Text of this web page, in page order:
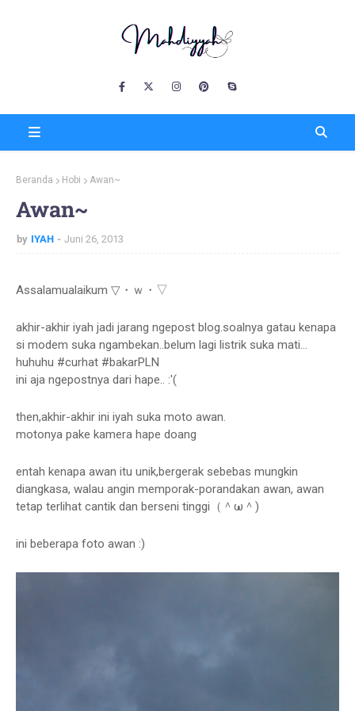
Beranda Hobi Awan~
Awan~
by IYAH Juni 26, 2013
Assalamualaikum ▽・ｗ・▽
akhir-akhir iyah jadi jarang ngepost blog.soalnya gatau kenapa
si modem suka ngambekan..belum lagi listrik suka mati...
huhuhu #curhat #bakarPLN
ini aja ngepostnya dari hape.. :'(
then,akhir-akhir ini iyah suka moto awan.
motonya pake kamera hape doang
entah kenapa awan itu unik,bergerak sebebas mungkin
diangkasa, walau angin memporak-porandakan awan, awan
tetap terlihat cantik dan berseni tinggi（＾ω＾)
ini beberapa foto awan :)